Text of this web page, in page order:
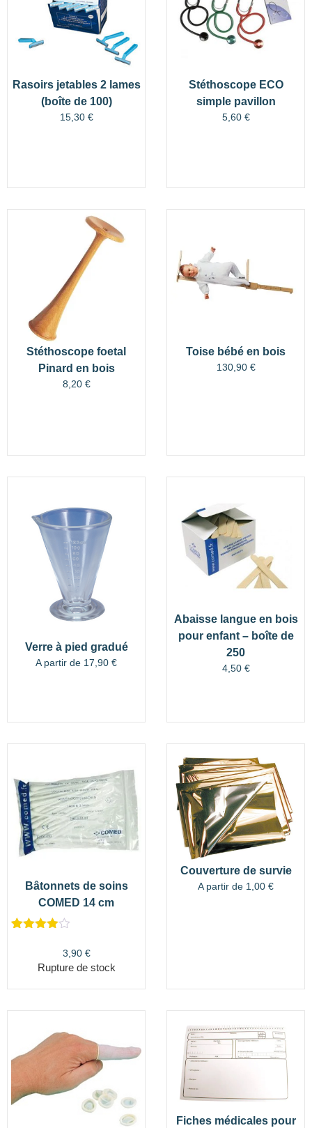
Rasoirs jetables 2 lames
(boîte de 100)
15,30 €
Stéthoscope ECO
simple pavillon
5,60 €
Stéthoscope foetal
Pinard en bois
8,20 €
Toise bébé en bois
130,90 €
Verre à pied gradué
A partir de 17,90 €
Abaisse langue en bois
pour enfant – boîte de
250
4,50 €
Bâtonnets de soins
COMED 14 cm
3,90 €
Rupture de stock
Couverture de survie
A partir de 1,00 €
Fiches médicales pour